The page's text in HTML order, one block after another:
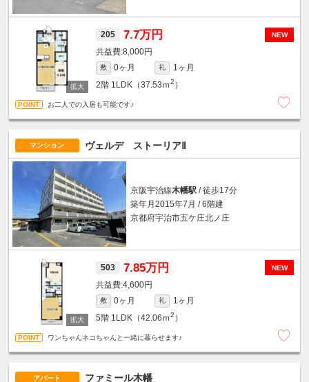
NEW
205 7.7万円
8,000円
敷 0ヶ月 礼
1ヶ月
2階 1LDK（37.53ｍ2 ）
お二人での入居も可能です♪
マンション ヴェルデ ストーリアⅡ
京阪宇治線木幡駅/ 徒歩17分
築年月2015年7月 / 6階建
京都府宇治市五ケ庄北ノ庄
NEW
503 7.85万円
4,600円
敷 0ヶ月 礼
1ヶ月
5階 1LDK（42.06ｍ2 ）
ワンちゃんネコちゃんと一緒に暮らせます♪
アパート ファミール木幡